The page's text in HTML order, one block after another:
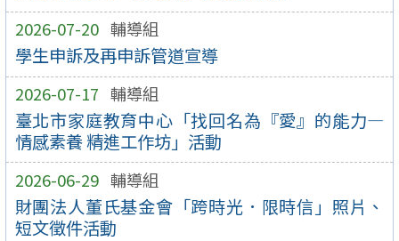
2026-07-20 輔導組
學生申訴及再申訴管道宣導
2026-07-17 輔導組
臺北市家庭教育中心「找回名為『愛』的能力—
情感素養 精進工作坊」活動
2026-06-29 輔導組
財團法人董氏基金會「跨時光．限時信」照片、
短文徵件活動